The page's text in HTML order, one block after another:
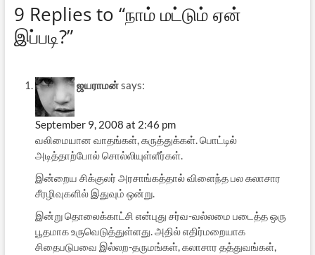
9 Replies to “நாம் மட்டும் ஏன்
இப்படி?”
ஜயராமன்says:
September 9, 2008 at 2:46 pm
வலிமையான வாதங்கள், கருத்துக்கள். பொட்டில்
அடித்தாற்போல் சொல்லியுள்ளீர்கள்.
இன்றைய சிக்குலர் அரசாங்கத்தால் விளைந்த பல கலாசார
சீரழிவுகளில் இதுவும் ஒன்று.
இன்று தொலைக்காட்சி என்புது சர்வ-வல்லமை படைத்த ஒரு
பூதமாக உருவெடுத்துள்ளது. அதில் எதிர்மறையாக
சிதைபடுபவை இல்லற-தருமங்கள், கலாசார தத்துவங்கள்,